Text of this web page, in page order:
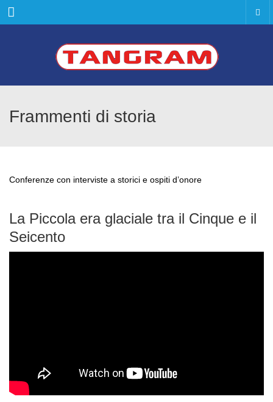
Menu
Frammenti di storia
Conferenze con interviste a storici e ospiti d’onore
La Piccola era glaciale tra il Cinque e il
Seicento